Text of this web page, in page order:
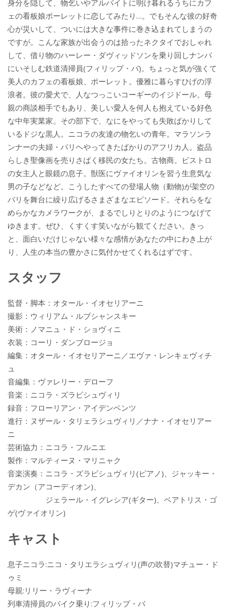
身分を隠して、物乞いやアルバイトに明け暮れるうちにカフ
ェの看板娘ポーレットに恋してみたり…。でもそんな彼の好奇
心が災いして、ついには大きな事件に巻き込まれてしまうの
ですが。こんな家族が出会うのは拾ったネクタイでおしゃれ
して、借り物のハーレー・ダヴィッドソンを乗り回しナンパ
にいそしむ鉄道清掃員(フィリップ・バ)。ちょっと気が強くて
美人のカフェの看板娘、ポーレット。優雅に暮らすひげの浮
浪者。彼の愛犬で、人なつっこいコーギーのイジドール。母
親の商談相手でもあり、美しい愛人を何人も抱えている好色
な中年実業家。その部下で、なにをやっても失敗ばかりして
いるドジな黒人。ニコラの友達の物乞いの青年。マラソンラ
ンナーの夫婦・パリヘやってきたばかりのアフリカ人。盗品
らしき聖像画を売りさばく移民の女たち。古物商。ビストロ
の女主人と眼鏡の息子。獣医にヴァイオリンを習う生意気な
男の子などなど。こうしたすべての登場人物（動物)が架空の
パリを舞台に繰り広げるさまざまなエピソード。それらをな
めらかなカメラワークが、まるでしりとりのようにつなげて
ゆきます。ぜひ、くすくす笑いながら観てください。きっ
と、面白いだけじゃない様々な感情があなたの中にわき上が
り、人生の本当の豊かさに気付かせてくれるはずです。
スタッフ
監督・脚本：オタール・イオセリアーニ
撮影：ウィリアム・ルブシャンスキー
美術：ノマニュ・ド・ショヴィニ
衣装：コーリ・ダンブロージョ
編集：オタール・イオセリアーニ／エヴァ・レンキェヴィチ
ュ
音編集：ヴァレリー・デローフ
音楽：ニコラ・ズラビシュヴィリ
録音：フローリアン・アイデンベンツ
進行：ヌザール・タリェラシュヴィリ／ナナ・イオセリアー
ニ
芸術協力：ニコラ・フルニエ
製作：マルティーヌ・マリニャク
音楽演奏：ニコラ・ズラビシュヴィリ(ピアノ)、ジャッキー・
デカン（アコーディオン)、
ジェラール・イグレシア(ギター)、ベアトリス・ゴ
ゲ(ヴァイオリン)
キャスト
息子ニコラ:ニコ・タリエラシュヴィリ(声の吹替)マチュー・ド
ゥミ
母親:リリー・ラヴィーナ
列車清掃員のバイク乗り:フィリップ・バ